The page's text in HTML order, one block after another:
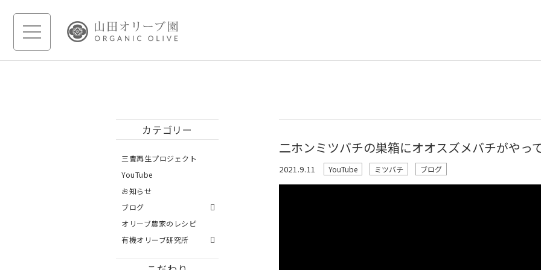
二ホンミツバチの巣箱にオオスズメバチがやっ
2021.9.11 YouTube ミツバチ ブログ
カテゴリー
三豊再生プロジェクト
YouTube
お知らせ
ブログ
オリーブ農家のレシピ
有機オリーブ研究所